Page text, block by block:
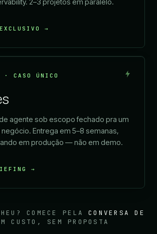
→
· CASO ÚNICO
agente sob escopo fechado pra um
Entrega em 5–8 semanas,
em produção — não em demo.
→
COMECE PELA CONVERSA DE
CUSTO, SEM PROPOSTA